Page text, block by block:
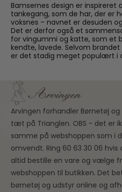
Bamsernes design er inspireret
tankegang, som de har, der er
voksnes – navnet er desuden
Det er derfor også et
for vingummi og katte, som et
kendte, lavede. Selvom brandet
er det stadig meget populært i
Arvingen forhandler Børnetøj
tæt på Trianglen. OBS - det er
samme på webshoppen som i
omvendt. Ring 60 63 30 06 hvis
altid bestille en vare og vælge
webshoppen til butikken. Det
børnetøj og udstyr online og